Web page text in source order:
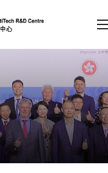
登入
EN 繁 简